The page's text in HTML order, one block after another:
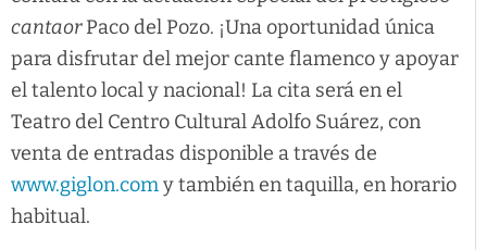
cantaorPaco del Pozo. ¡Una oportunidad única
para disfrutar del mejor cante flamenco y apoyar
el talento local y nacional! La cita será en el
Teatro del Centro Cultural Adolfo Suárez, con
venta de entradas disponible a través de
www.giglon.comy también en taquilla, en horario
habitual.